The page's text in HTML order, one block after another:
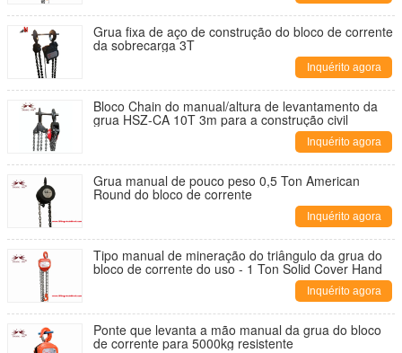
Grua fixa de aço de construção do bloco de corrente
da sobrecarga 3T
Inquérito agora
Bloco Chain do manual/altura de levantamento da
grua HSZ-CA 10T 3m para a construção civil
Inquérito agora
Grua manual de pouco peso 0,5 Ton American
Round do bloco de corrente
Inquérito agora
Tipo manual de mineração do triângulo da grua do
bloco de corrente do uso - 1 Ton Solid Cover Hand
Inquérito agora
Ponte que levanta a mão manual da grua do bloco
de corrente para 5000kg resistente